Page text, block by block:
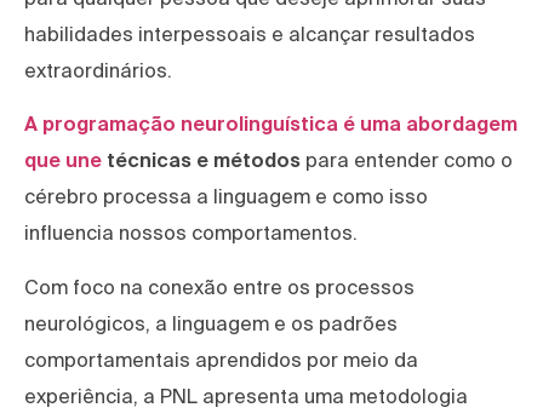
habilidades interpessoais e alcançar resultados
extraordinários.
A programação neurolinguística é uma abordagem
que une técnicas e métodos para entender como o
cérebro processa a linguagem e como isso
influencia nossos comportamentos.
Com foco na conexão entre os processos
neurológicos, a linguagem e os padrões
comportamentais aprendidos por meio da
experiência, a PNL apresenta uma metodologia